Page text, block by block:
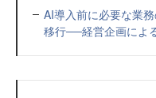
AI導入前に必要な業
移行──経営企画によ